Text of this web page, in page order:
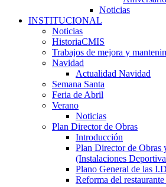
Noticias
INSTITUCIONAL
Noticias
HistoriaCMIS
Trabajos de mejora y
Navidad
Actualidad Navidad
Semana Santa
Feria de Abril
Verano
Noticias
Plan Director de Obras
Introducción
Plan Director de Obras
(Instalaciones
Plano General de las
Reforma del